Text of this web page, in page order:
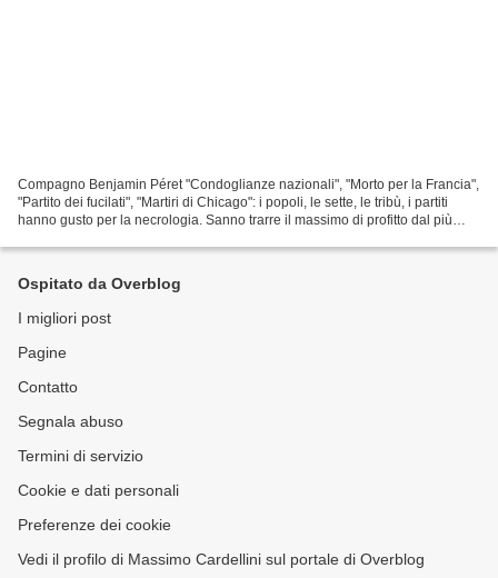
Compagno Benjamin Péret "Condoglianze nazionali", "Morto per la Francia",
"Partito dei fucilati", "Martiri di Chicago": i popoli, le sette, le tribù, i partiti
hanno gusto per la necrologia. Sanno trarre il massimo di profitto dal più
Ospitato da Overblog
I migliori post
Pagine
Contatto
Segnala abuso
Termini di servizio
Cookie e dati personali
Preferenze dei cookie
Vedi il profilo di Massimo Cardellini sul portale di Overblog